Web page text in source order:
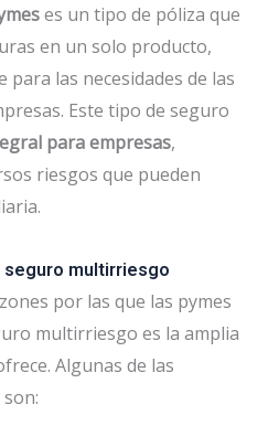
es un tipo de póliza que
en un solo producto,
para las necesidades de las
Este tipo de seguro
para empresas,
riesgos que pueden
seguro multirriesgo
por las que las pymes
multirriesgo es la amplia
Algunas de las